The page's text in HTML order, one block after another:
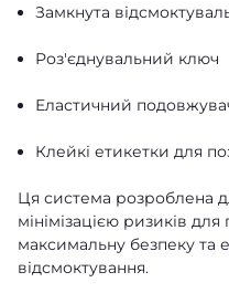
Замкнута
Роз'єднувальний ключ
Еластичний
Клейкі етикетки для
Ця система розроблена
мінімізацією ризиків
максимальну безпеку та
відсмоктування.